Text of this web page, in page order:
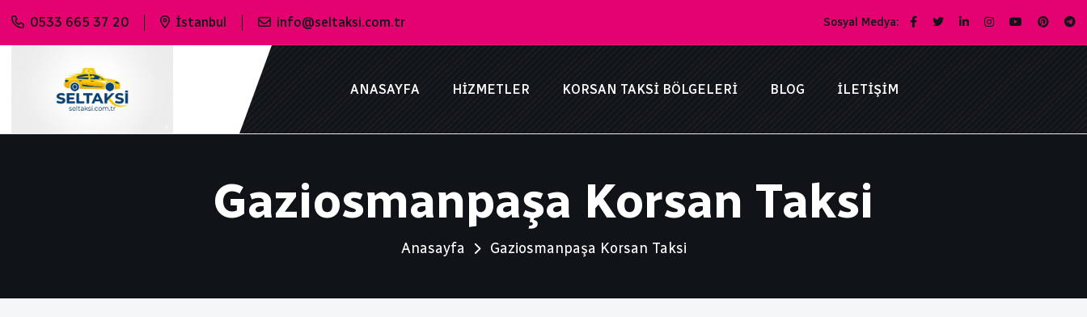
0533 665 37 20 İstanbul info@seltaksi.com.tr Sosyal Medya:
ANASAYFA HIZMETLER KORSAN TAKSI BÖLGELERI BLOG İLETIŞIM
Gaziosmanpaşa Korsan Taksi
Anasayfa Gaziosmanpaşa Korsan Taksi